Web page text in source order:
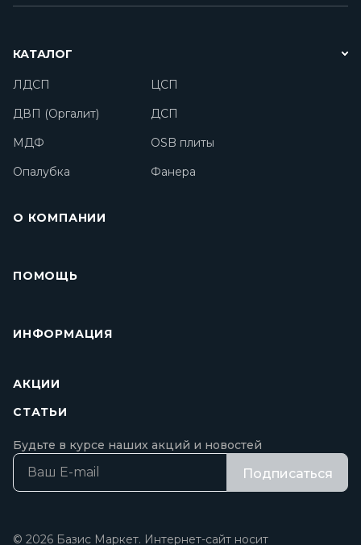
КАТАЛОГ
ЛДСП
ЦСП
ДВП (Оргалит)
ДСП
МДФ
OSB плиты
Опалубка
Фанера
О КОМПАНИИ
ПОМОЩЬ
ИНФОРМАЦИЯ
АКЦИИ
СТАТЬИ
Будьте в курсе наших акций и новостей
Подписаться
© 2026 Базис Маркет. Интернет-сайт носит